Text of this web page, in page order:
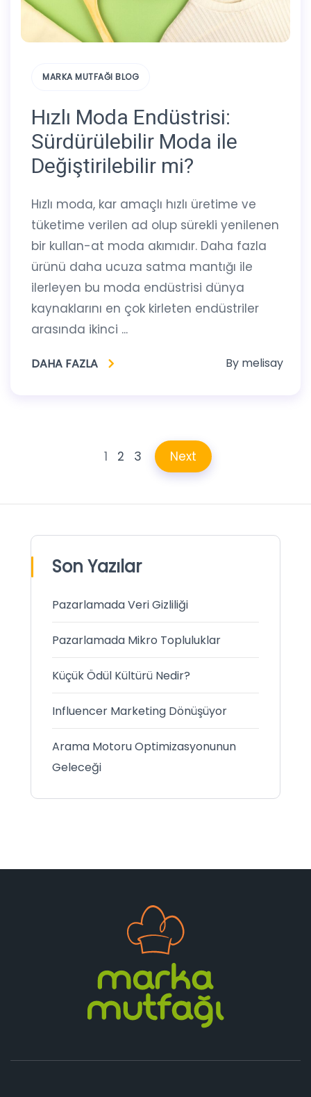
Son Yazılar
Pazarlamada Veri Gizliliği
Pazarlamada Mikro Topluluklar
Küçük Ödül Kültürü Nedir?
Influencer Marketing Dönüşüyor
Arama Motoru Optimizasyonunun
Geleceği
MARKA MUTFAĞI BLOG
Hızlı Moda Endüstrisi:
Sürdürülebilir Moda ile
Değiştirilebilir mi?
Hızlı moda, kar amaçlı hızlı üretime ve
tüketime verilen ad olup sürekli yenilenen
bir kullan-at moda akımıdır. Daha fazla
ürünü daha ucuza satma mantığı ile
ilerleyen bu moda endüstrisi dünya
kaynaklarını en çok kirleten endüstriler
arasında ikinci ...
DAHA FAZLA By melisay
1 2 3 Next